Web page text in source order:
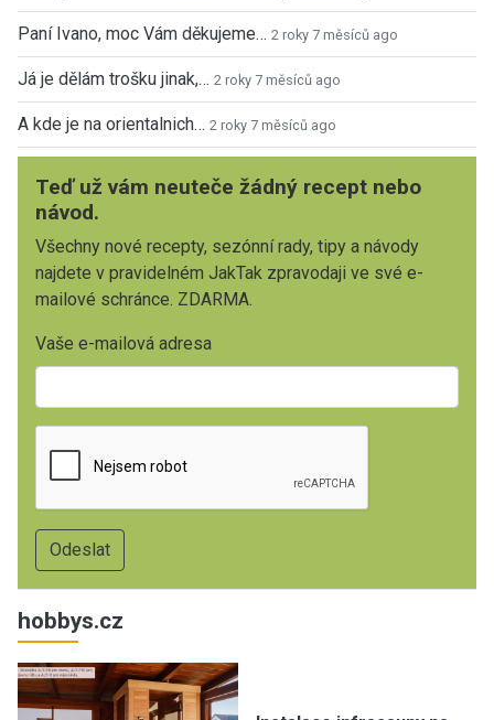
Paní Ivano, moc Vám děkujeme… 2 roky 7 měsíců ago
Já je dělám trošku jinak,… 2 roky 7 měsíců ago
A kde je na orientalnich… 2 roky 7 měsíců ago
Teď už vám neuteče žádný recept nebo
návod.
Všechny nové recepty, sezónní rady, tipy a návody
najdete v pravidelném JakTak zpravodaji ve své e-
mailové schránce. ZDARMA.
Vaše e-mailová adresa
hobbys.cz